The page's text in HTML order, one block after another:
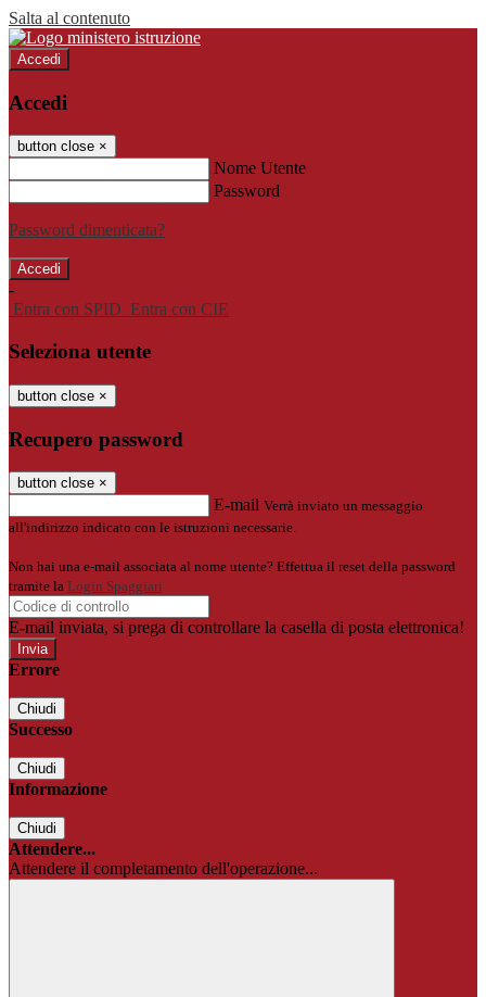
Salta al contenuto
Accedi
Accedi
button close ×
Nome Utente
Password
Password dimenticata?
-
Entra con SPID Entra con CIE
Seleziona utente
button close ×
Recupero password
button close ×
E-mail Verrà inviato un messaggio
all'indirizzo indicato con le istruzioni necessarie.
Non hai una e-mail associata al nome utente? Effettua il reset della password
tramite la Login Spaggiari
E-mail inviata, si prega di controllare la casella di posta elettronica!
Errore
Chiudi
Successo
Chiudi
Informazione
Chiudi
Attendere...
Attendere il completamento dell'operazione...